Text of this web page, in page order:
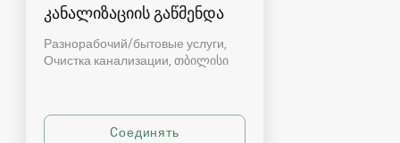
კანალიზაციის გაწმენდა
Разнорабочий/бытовые услуги,
Очистка канализации თბილისი